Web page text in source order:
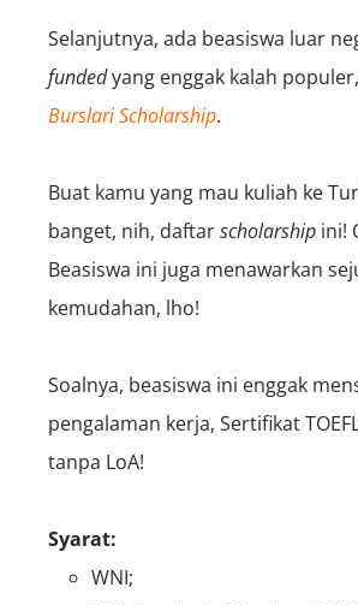
Selanjutnya, ada beasiswa luar
fundedyang enggak kalah
Burslari Scholarship.
Buat kamu yang mau kuliah ke
banget, nih, daftarscholarship ini!
Beasiswa ini juga menawarkan
kemudahan, lho!
Soalnya, beasiswa ini enggak
pengalaman kerja, Sertifikat
tanpa LoA!
Syarat:
WNI;